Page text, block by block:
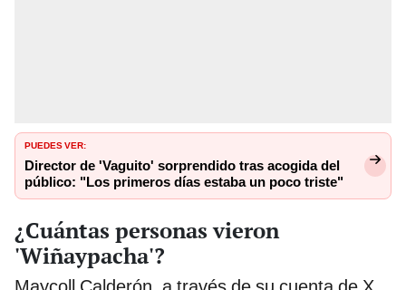
PUEDES VER:
Director de 'Vaguito' sorprendido tras acogida del
público: "Los primeros días estaba un poco triste"
¿Cuántas personas vieron
'Wiñaypacha'?